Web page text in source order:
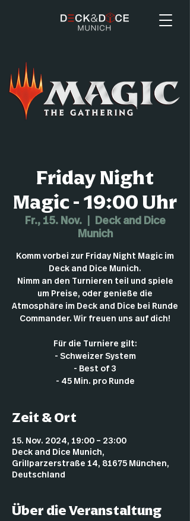
Friday Night
Magic - 19:00 Uhr
Fr., 15. Nov.
  |
Deck and Dice
Munich
Komm vorbei zur Friday Night Magic im
Deck and Dice Munich.
Nimm an den Turnieren teil und spiele
um Preise, oder genieße die
Atmosphäre im Deck and Dice bei Runde
Commander. Wir freuen uns auf dich!
Für die Turniere gilt:
- Schweizer System
- Best of 3
- 45 Min. pro Runde
Zeit & Ort
15. Nov. 2024, 19:00 – 23:00
Deck and Dice Munich,
Grillparzerstraße 14, 81675 München,
Deutschland
Über die Veranstaltung